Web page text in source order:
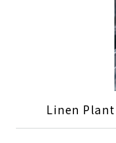
Linen Plant